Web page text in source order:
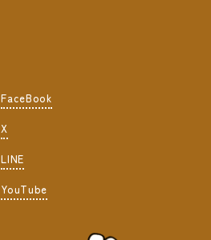
FaceBook
X
LINE
YouTube